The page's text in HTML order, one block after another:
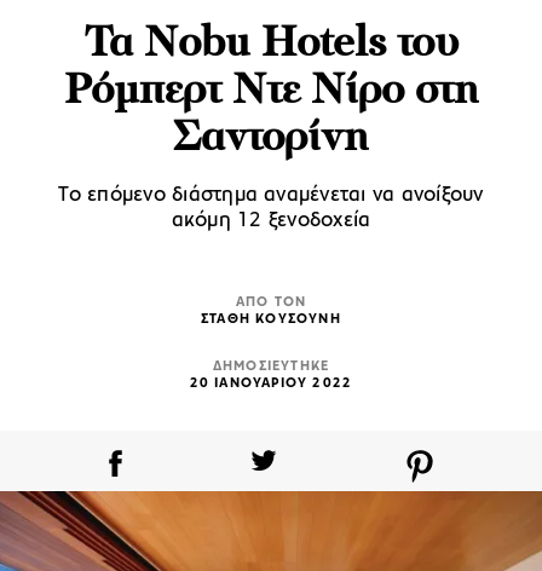
Τα Nobu Hotels του
Ρόμπερτ Ντε Νίρο στη
Σαντορίνη
Το επόμενο διάστημα αναμένεται να ανοίξουν
ακόμη 12 ξενοδοχεία
ΑΠΟ ΤΟΝ
ΣΤΑΘΗ ΚΟΥΣΟΥΝΗ
ΔΗΜΟΣΙΕΥΤΗΚΕ
20 ΙΑΝΟΥΑΡΙΟΥ 2022